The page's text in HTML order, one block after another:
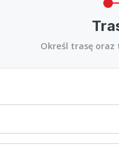
Określ trasę oraz